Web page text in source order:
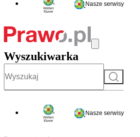
Nasze serwisy
Wyszukiwarka
Szukaj
Nasze serwisy